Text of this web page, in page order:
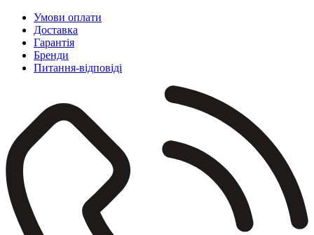
Умови оплати
Доставка
Гарантія
Бренди
Питання-відповіді